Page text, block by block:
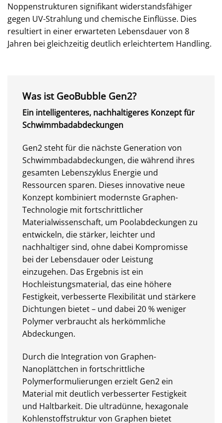
Noppenstrukturen signifikant widerstandsfähiger
gegen UV-Strahlung und chemische Einflüsse. Dies
resultiert in einer erwarteten Lebensdauer von 8
Jahren bei gleichzeitig deutlich erleichtertem Handling.
Was ist GeoBubble Gen2?
Ein intelligenteres, nachhaltigeres Konzept für
Schwimmbadabdeckungen
Gen2 steht für die nächste Generation von
Schwimmbadabdeckungen, die während ihres
gesamten Lebenszyklus Energie und
Ressourcen sparen. Dieses innovative neue
Konzept kombiniert modernste Graphen-
Technologie mit fortschrittlicher
Materialwissenschaft, um Poolabdeckungen zu
entwickeln, die stärker, leichter und
nachhaltiger sind, ohne dabei Kompromisse
bei der Lebensdauer oder Leistung
einzugehen. Das Ergebnis ist ein
Hochleistungsmaterial, das eine höhere
Festigkeit, verbesserte Flexibilität und stärkere
Dichtungen bietet – und dabei 20 % weniger
Polymer verbraucht als herkömmliche
Abdeckungen.
Durch die Integration von Graphen-
Nanoplättchen in fortschrittliche
Polymerformulierungen erzielt Gen2 ein
Material mit deutlich verbesserter Festigkeit
und Haltbarkeit. Die ultradünne, hexagonale
Kohlenstoffstruktur von Graphen bietet